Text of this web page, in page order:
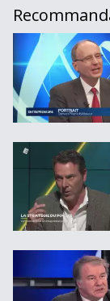
Damien Piller,
La stratégie du